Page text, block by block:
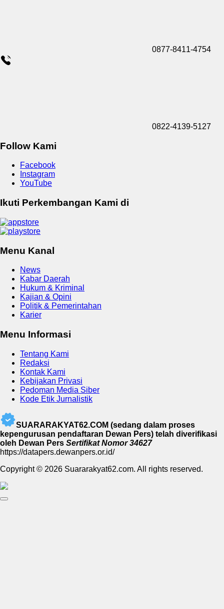
0877-8411-4754
0822-4139-5127
Follow Kami
Facebook
Instagram
YouTube
Ikuti Perkembangan Kami di
Menu Kanal
News
Kabar Daerah
Hukum & Kriminal
Kajian & Opini
Politik & Pemerintahan
Karier
Menu Informasi
Tentang Kami
Redaksi
Kontak Kami
Kebijakan Privasi
Pedoman Media Siber
Kode Etik Jurnalistik
SUARARAKYAT62.COM (sedang dalam proses
kepengurusan pendaftaran Dewan Pers) telah diverifikasi
oleh Dewan Pers Sertifikat Nomor 34627
https://datapers.dewanpers.or.id/
Copyright © 2026 Suararakyat62.com. All rights reserved.